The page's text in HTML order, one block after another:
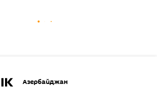
Азербайджан